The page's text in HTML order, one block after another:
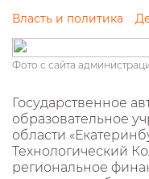
Власть и политика
Фото с сайта
Государственное
образовательное
области
Технологический
региональное